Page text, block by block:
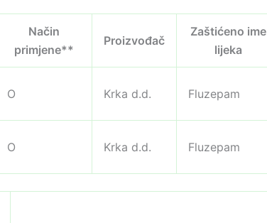
Način
primjene**
Proizvođač
Zaštićeno ime
lijeka
O Krka d.d. Fluzepam
O Krka d.d. Fluzepam